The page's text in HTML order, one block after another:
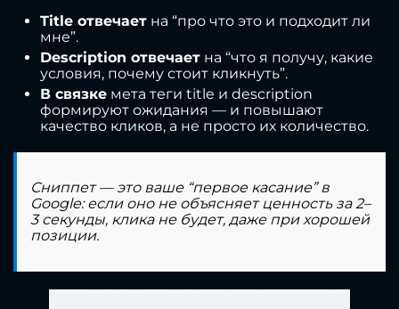
Title отвечает на “про что это и подходит ли
мне”.
Description отвечает на “что я получу, какие
условия, почему стоит кликнуть”.
В связке мета теги title и description
формируют ожидания — и повышают
качество кликов, а не просто их количество.
Сниппет — это ваше “первое касание” в
Google: если оно не объясняет ценность за 2–
3 секунды, клика не будет, даже при хорошей
позиции.